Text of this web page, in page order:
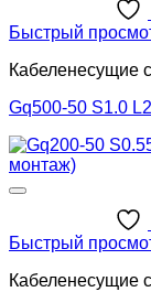
Быстрый
Кабеленесущие
Gq500-50 S1.0
Быстрый
Кабеленесущие